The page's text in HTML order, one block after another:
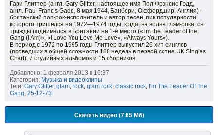
Гари Глиттер (англ. Gary Glitter, настоящее имя Пол Фрэнсис Гэдд,
англ. Paul Francis Gadd, 8 мая 1944, Банбери, Оксфордшир, Англия) —
британский поп-рок-исполнитель и автор песен, пик популярности
которого пришелся на 1972—1974 годы, когда, на волне глэм-рока, он
трижды поднимался в Британии на 1-е место («I’m the Leader of the
Gang (I Am)», «I Love You Love Me Love», «Always Yours»).
В период с 1972 по 1995 годы Глиттер выпустил 26 хит-синглов
(проведших в общей сложности 180 недель в первой сотне UK Singles
Chart), 7 студийных альбомов и 15 сборников.
Добавлено: 1 февраля 2013 в 16:37
Категория: Музыка и видеоклипы
Теги: Gary Glitter, glam, rock, glam rock, classic rock, I'm The Leader Of The
Gang, 25-12-73
Скачать видео (7.65 Мб)